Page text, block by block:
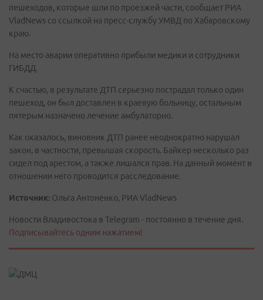
пешеходов, которые шли по проезжей части, сообщает РИА
VladNews со ссылкой на пресс-службу УМВД по Хабаровскому
краю.
На место аварии оперативно прибыли медики и сотрудники
ГИБДД.
К счастью, в результате ДТП серьезно пострадал только один
пешеход, он был доставлен в краевую больницу, остальным
пятерым назначено лечение амбулаторно.
Как оказалось, виновник ДТП ранее неоднократно нарушал
закон, в частности, превышая скорость. Байкер несколько раз
сидел под арестом, а также лишался прав. На данный момент в
отношении него проводится расследование.
Источник: Ольга Антоненко, РИА VladNews
Новости Владивостока в Telegram - постоянно в течение дня.
Подписывайтесь одним нажатием!